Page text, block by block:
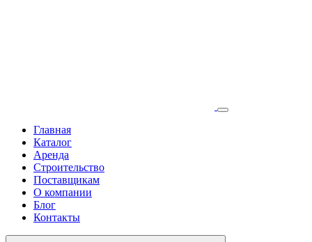
Главная
Каталог
Аренда
Строительство
Поставщикам
О компании
Блог
Контакты